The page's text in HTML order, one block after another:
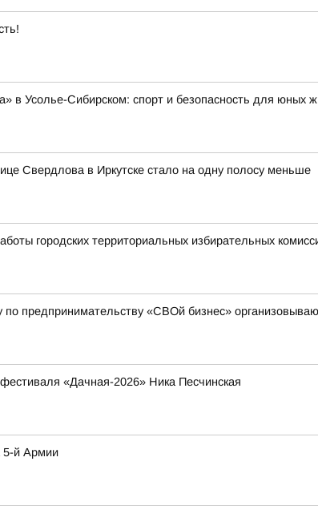
в Усолье-Сибирском: спорт и безопасность для юных
Свердлова в Иркутске стало на одну полосу меньше
городских территориальных избирательных
предпринимательству «СВОй бизнес»
«Дачная-2026» Ника Песчинская
5-й Армии